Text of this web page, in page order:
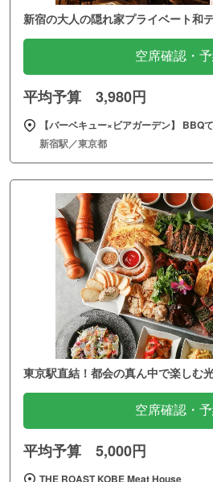
新宿の大人の隠れ家プライベート和
空席確認・
平均予算 3,980円
【バーベキュー×ビアガーデン】 BBQ
新宿駅／東京都
東京駅直結！都会の真ん中で楽しむ
空席確認・
平均予算 5,000円
THE ROAST KOBE Meat House